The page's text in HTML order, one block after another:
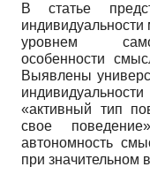
В статье
уровнем
особенности
Выявлены
«активный тип
свое
автономность
при значительном